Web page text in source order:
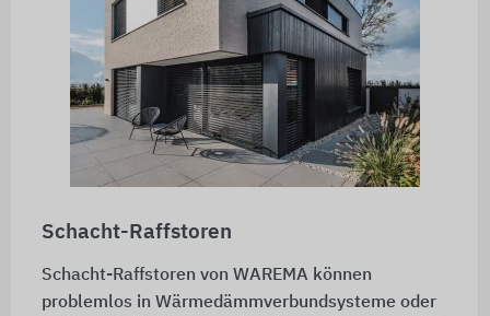
Schacht-Raffstoren
Schacht-Raffstoren von WAREMA können
problemlos in Wärmedämmverbundsysteme oder